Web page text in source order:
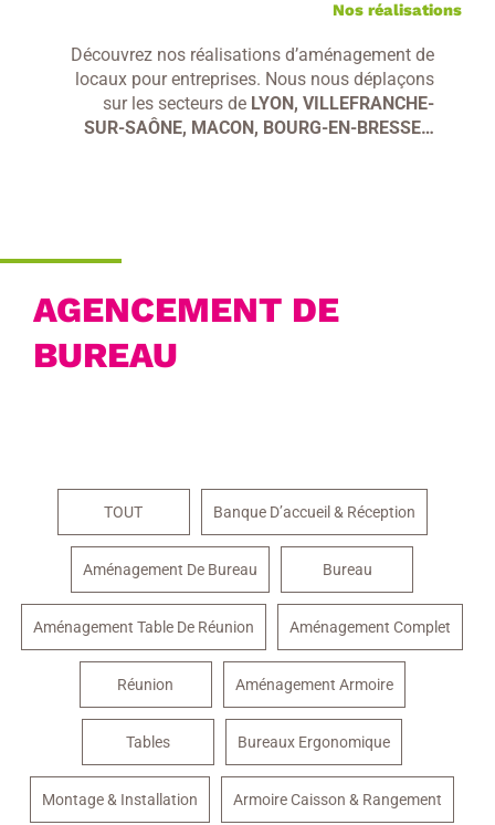
Nos réalisations
Découvrez nos réalisations d’aménagement de
locaux pour entreprises. Nous nous déplaçons
sur les secteurs de LYON, VILLEFRANCHE-
SUR-SAÔNE, MACON, BOURG-EN-BRESSE…
AGENCEMENT DE
BUREAU
TOUT Banque D’accueil & Réception
Aménagement De Bureau Bureau
Aménagement Table De Réunion Aménagement Complet
Réunion Aménagement Armoire
Tables Bureaux Ergonomique
Montage & Installation Armoire Caisson & Rangement